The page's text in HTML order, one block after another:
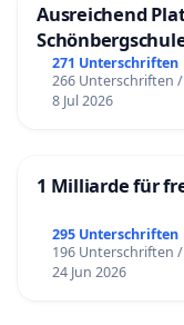
Ausreichend
271 Unterschriften
266 Unterschriften /
8 Jul 2026
1 Milliarde für
295 Unterschriften
196 Unterschriften /
24 Jun 2026